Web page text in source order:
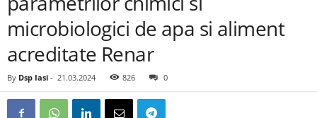
microbiologici de apa si aliment
acreditate Renar
By Dsp Iasi - 21.03.2024 826 0